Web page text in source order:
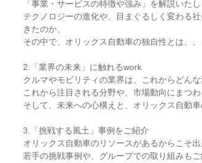
「事業・サービスの特徴や強み」を解説いたし
テクノロジーの進化や、目まぐるしく変わる
きたのか、
その中で、オリックス自動車の独自性とは、
2.「業界の未来」に触れるwork
クルマやモビリティの業界は、これからどんな
これから注目される分野や、市場動向にまつ
そして、未来への心構えと、オリックス自動
3.「挑戦する風土」事例をご紹介
オリックス自動車のリソースがあるからこそ出
若手の挑戦事例や、グループでの取り組みもご